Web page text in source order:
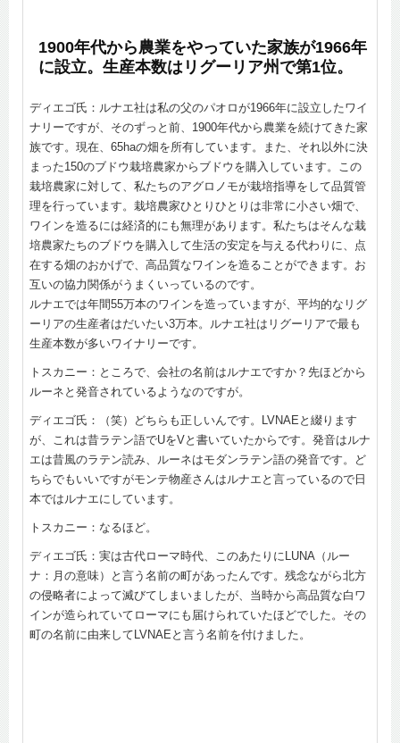
1900年代から農業をやっていた家族が1966年
に設立。生産本数はリグーリア州で第1位。
ディエゴ氏：ルナエ社は私の父のパオロが1966年に設立したワイ
ナリーですが、そのずっと前、1900年代から農業を続けてきた家
族です。現在、65haの畑を所有しています。また、それ以外に決
まった150のブドウ栽培農家からブドウを購入しています。この
栽培農家に対して、私たちのアグロノモが栽培指導をして品質管
理を行っています。栽培農家ひとりひとりは非常に小さい畑で、
ワインを造るには経済的にも無理があります。私たちはそんな栽
培農家たちのブドウを購入して生活の安定を与える代わりに、点
在する畑のおかげで、高品質なワインを造ることができます。お
互いの協力関係がうまくいっているのです。
ルナエでは年間55万本のワインを造っていますが、平均的なリグ
ーリアの生産者はだいたい3万本。ルナエ社はリグーリアで最も
生産本数が多いワイナリーです。
トスカニー：ところで、会社の名前はルナエですか？先ほどから
ルーネと発音されているようなのですが。
ディエゴ氏：（笑）どちらも正しいんです。LVNAEと綴ります
が、これは昔ラテン語でUをVと書いていたからです。発音はルナ
エは昔風のラテン読み、ルーネはモダンラテン語の発音です。ど
ちらでもいいですがモンテ物産さんはルナエと言っているので日
本ではルナエにしています。
トスカニー：なるほど。
ディエゴ氏：実は古代ローマ時代、このあたりにLUNA（ルー
ナ：月の意味）と言う名前の町があったんです。残念ながら北方
の侵略者によって滅びてしまいましたが、当時から高品質な白ワ
インが造られていてローマにも届けられていたほどでした。その
町の名前に由来してLVNAEと言う名前を付けました。